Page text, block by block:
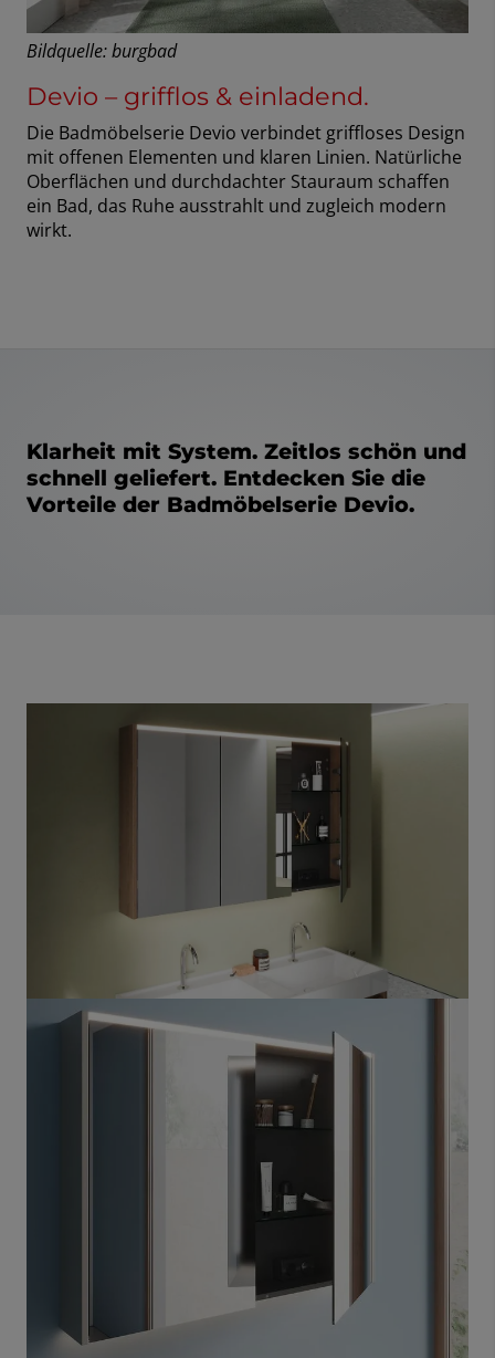
Bildquelle: burgbad
Devio – grifflos & einladend.
Die Badmöbelserie Devio verbindet griffloses Design
mit offenen Elementen und klaren Linien. Natürliche
Oberflächen und durchdachter Stauraum schaffen
ein Bad, das Ruhe ausstrahlt und zugleich modern
wirkt.
Klarheit mit System. Zeitlos schön und
schnell geliefert. Entdecken Sie die
Vorteile der Badmöbelserie Devio.